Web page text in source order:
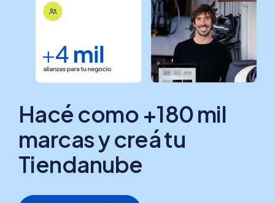
Hacé como +180 mil
marcas y creá tu
Tiendanube